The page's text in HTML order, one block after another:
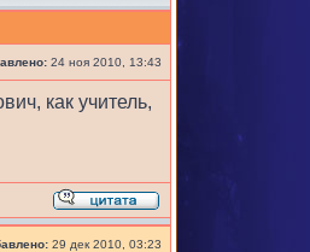
24 ноя 2010, 13:43
как учитель,
29 дек 2010, 03:23